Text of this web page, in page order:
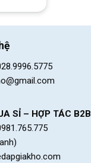
SỈ – HỢP TÁC B2B